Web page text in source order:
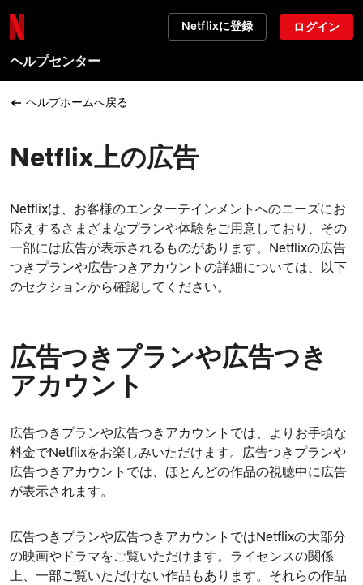
Netflixに登録 ログイン
ヘルプセンター
ヘルプホームへ戻る
Netflix上の広告
Netflixは、お客様のエンターテインメントへのニーズにお
応えするさまざまなプランや体験をご用意しており、その
一部には広告が表示されるものがあります。Netflixの広告
つきプランや広告つきアカウントの詳細については、以下
のセクションから確認してください。
広告つきプランや広告つき
アカウント
広告つきプランや広告つきアカウントでは、よりお手頃な
料金でNetflixをお楽しみいただけます。広告つきプランや
広告つきアカウントでは、ほとんどの作品の視聴中に広告
が表示されます。
広告つきプランや広告つきアカウントではNetflixの大部分
の映画やドラマをご覧いただけます。ライセンスの関係
上、一部ご覧いただけない作品もあります。それらの作品